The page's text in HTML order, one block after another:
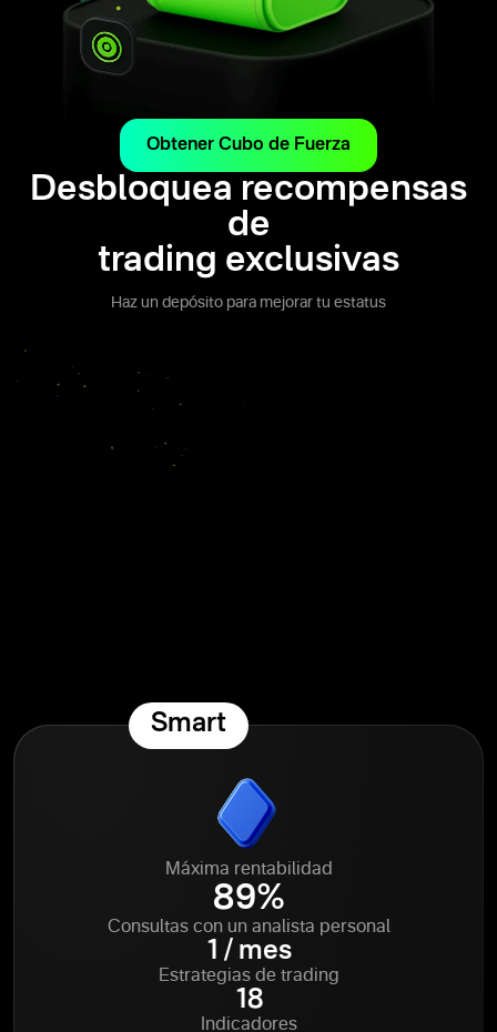
Obtener Cubo de Fuerza
Desbloquea recompensas
de
trading exclusivas
Haz un depósito para mejorar tu estatus
Smart
Máxima rentabilidad
89%
Consultas con un analista personal
1 / mes
Estrategias de trading
18
Indicadores